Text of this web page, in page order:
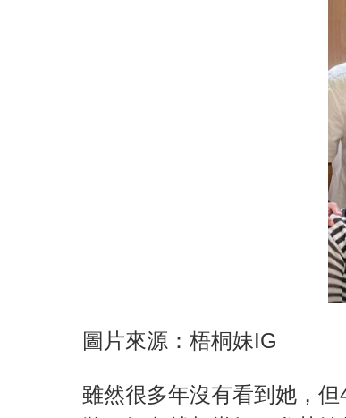
圖片來源：梧桐妹IG
雖然很多年沒有看到她，